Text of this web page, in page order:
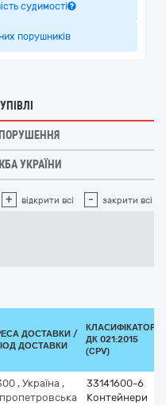
судимості
порушників
УКРАЇНИ
+ відкрити всі - закрити всі
ДОСТАВКИ /
ДОСТАВКИ
КЛАСИФІКАТОР
ДК 021:2015
(CPV)
, Україна ,
33141600-6
Контейнери